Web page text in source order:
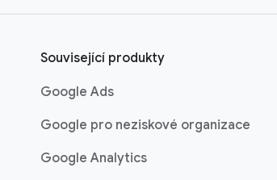
Související produkty
Google Ads
Google pro neziskové organizace
Google Analytics